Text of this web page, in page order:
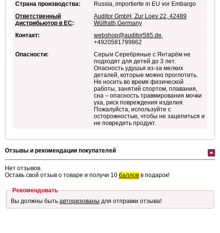
Страна производства:
Russia, importierte in EU vor Embargo
Ответственный
дистрибьютор в ЕС:
Auditor GmbH, Zur Loev 22, 42489
Wülfrath,Germany
Контакт:
webshop@auditor585.de,
+4920581799862
Опасности:
Серьги Серебряные с Янтарём не
подходят для детей до 3 лет.
Опасность удушья из-за мелких
деталей, которые можно проглотить.
Не носить во время физической
работы, занятий спортом, плавания,
сна – опасность травмирования мочки
уха, риск повреждения изделия.
Пожалуйста, используйте с
осторожностью, чтобы не зацепиться и
не повредить продукт.
Отзывы и рекомендации покупателей
Нет отзывов.
Оставь свой отзыв о товаре и получи 10 баллов в подарок!
Рекомендовать
Вы должны быть авторизованы для отправки отзыва!